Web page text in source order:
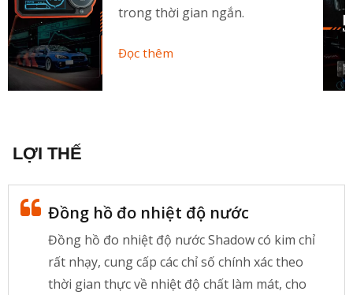
trong thời gian ngắn.
Đọc thêm
LỢI THẾ
Đồng hồ đo nhiệt độ nước
Đồng hồ đo nhiệt độ nước Shadow có kim chỉ
rất nhạy, cung cấp các chỉ số chính xác theo
thời gian thực về nhiệt độ chất làm mát, cho